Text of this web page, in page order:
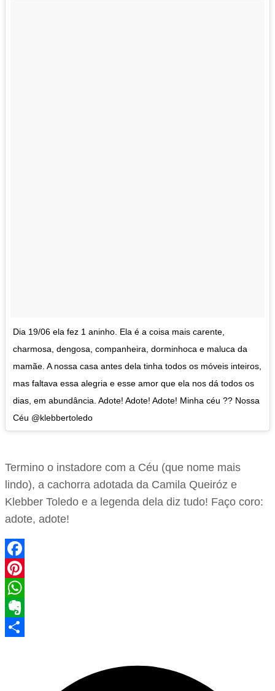
Dia 19/06 ela fez 1 aninho. Ela é a coisa mais carente,
charmosa, dengosa, companheira, dorminhoca e maluca da
mamãe. A nossa casa antes dela tinha todos os móveis inteiros,
mas faltava essa alegria e esse amor que ela nos dá todos os
dias, em abundância. Adote! Adote! Adote! Minha céu ?? Nossa
Céu @klebbertoledo
Termino o instadore com a Céu (que nome mais
lindo), a cachorra adotada da Camila Queiróz e
Klebber Toledo e a legenda dela diz tudo! Faço coro:
adote, adote!
Facebook
Pinterest
WhatsApp
Evernote